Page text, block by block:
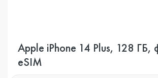
Apple iPhone 14 Plus, 128 ГБ,
eSIM